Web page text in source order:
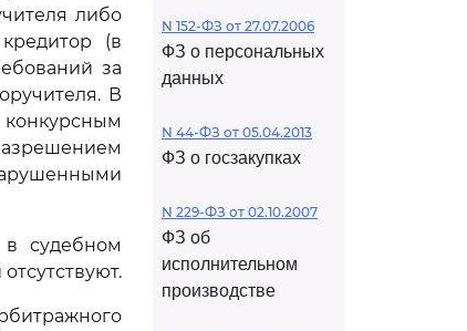
либо
(в
за
В
судебном
N 152-ФЗ от 27.07.2006
ФЗ о персональных
данных
N 44-ФЗ от 05.04.2013
ФЗ о госзакупках
N 229-ФЗ от 02.10.2007
ФЗ об
исполнительном
производстве